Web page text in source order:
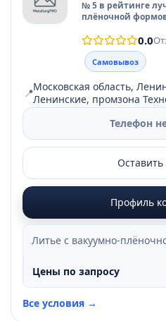
№ 5 в рейтинге
плёночной
0.0
Самовывоз
📍Московская область,
Ленинские, промзона
Телефон
Оставить
Профиль
Литье с вакуумно-
Цены по запросу
Все условия →